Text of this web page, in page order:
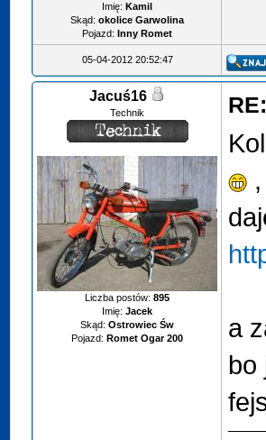
Imię: Kamil
Skąd: okolice Garwolina
Pojazd: Inny Romet
05-04-2012 20:52:47
Jacuś16
Technik
Liczba postów:895
Imię: Jacek
Skąd: Ostrowiec Św
Pojazd: Romet Ogar 200
a
bo